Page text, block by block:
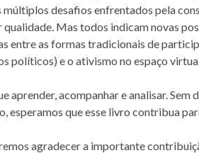
desafios enfrentados pela
Mas todos indicam novas
entre as formas tradicionais de
políticos) e o ativismo no espaço
aprender, acompanhar e analisar. Sem
esperamos que esse livro contribua
agradecer a importante